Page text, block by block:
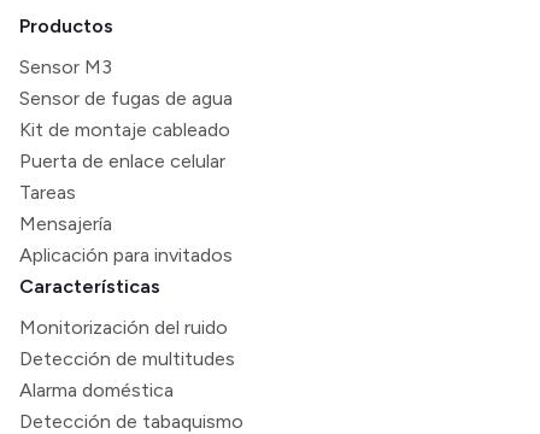
Productos
Sensor M3
Sensor de fugas de agua
Kit de montaje cableado
Puerta de enlace celular
Tareas
Mensajería
Aplicación para invitados
Características
Monitorización del ruido
Detección de multitudes
Alarma doméstica
Detección de tabaquismo